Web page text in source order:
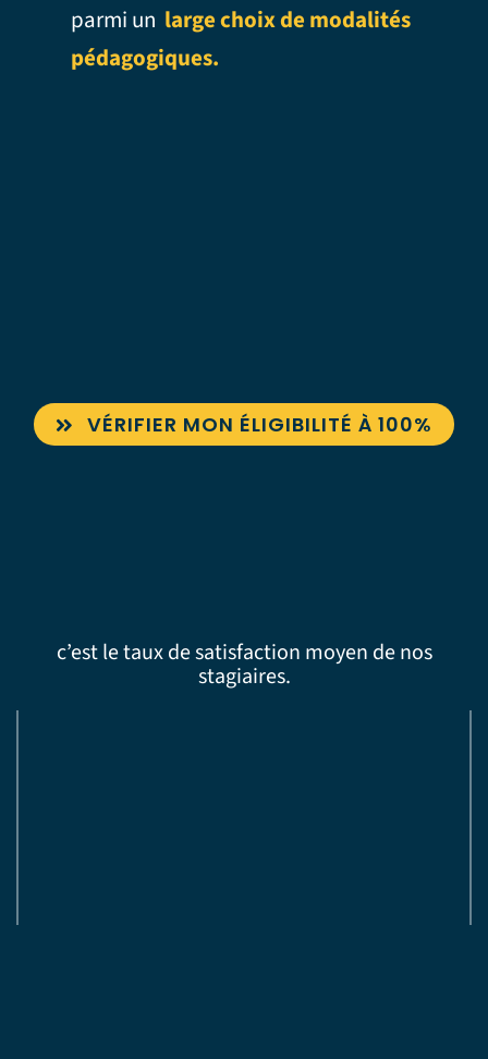
parmi un large choix de modalités
pédagogiques.
VÉRIFIER MON ÉLIGIBILITÉ À 100%
c’est le taux de satisfaction moyen de nos
stagiaires.